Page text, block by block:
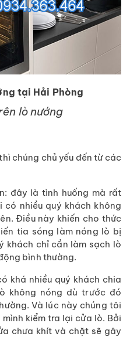
tại Hải Phòng
lò nướng
chúng chủ yếu đến từ các
đây là tình huống mà rất
nhiều quý khách không
Điều này khiến cho thức
tia sóng làm nóng lò bị
khách chỉ cần làm sạch lò
bình thường.
khá nhiều quý khách chia
không nóng dù trước đó
Và lúc này chúng tôi
kiểm tra lại cửa lò. Bởi
chưa khít và chặt sẽ gây